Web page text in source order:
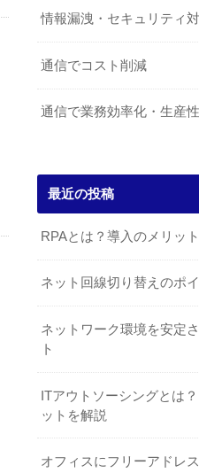
情報漏洩・セキュリティ
通信でコスト削減
通信で業務効率化・生産
最近の投稿
RPAとは？導入のメリッ
ネット回線切り替えのポ
ネットワーク環境を安定
ト
ITアウトソーシングとは
ットを解説
オフィスにフリーアドレ